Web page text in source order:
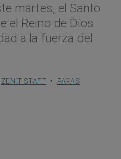
martes, el Santo
el Reino de Dios
a la fuerza del
ZENIT STAFF PAPAS